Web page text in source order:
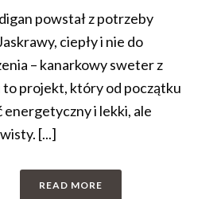
powstał z potrzeby
ciepły i nie do
– kanarkowy sweter z
to projekt, który od początku
energetyczny i lekki, ale
[...]
READ MORE